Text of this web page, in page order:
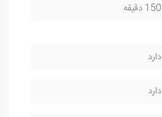
150 دقیقه
دارد
دارد